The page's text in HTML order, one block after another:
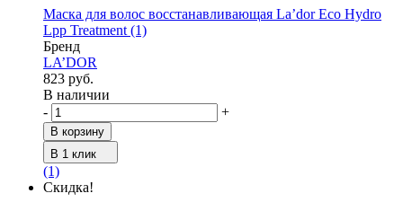
Маска для волос восстанавливающая La’dor Eco Hydro
Lpp Treatment (1)
Бренд
LA’DOR
823 руб.
В наличии
-
+
В корзину
В 1 клик
(1)
Скидка!